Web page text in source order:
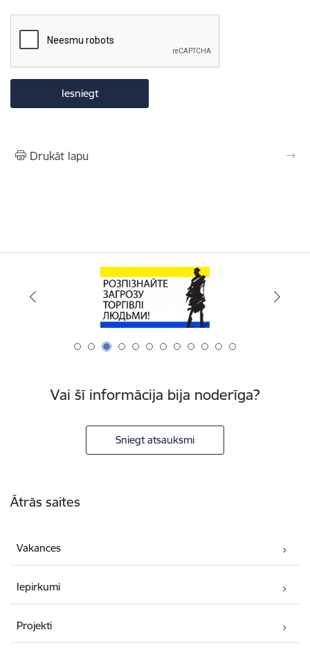
Drukāt lapu
Vai šī informācija bija noderīga?
Sniegt atsauksmi
Ātrās saites
Vakances
Iepirkumi
Projekti